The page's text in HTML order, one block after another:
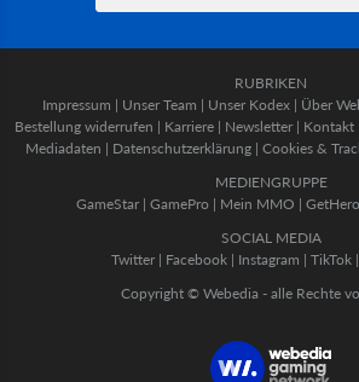
RUBRIKEN
Impressum | Unser Team | Unser Kodex | Über
Bestellung widerrufen | Karriere | Newsletter | Kontakt
Mediadaten | Datenschutzerklärung | Cookies &
MEDIENGRUPPE
GameStar| GamePro | Mein MMO | GetHero
SOCIAL MEDIA
Twitter | Facebook | Instagram | TikTok |
Copyright © Webedia - alle Rechte